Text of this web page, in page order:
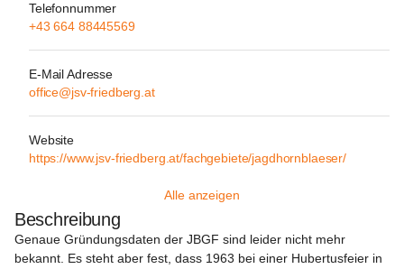
Telefonnummer
+43 664 88445569
E-Mail Adresse
office@jsv-friedberg.at
Website
https://www.jsv-friedberg.at/fachgebiete/jagdhornblaeser/
Alle anzeigen
Beschreibung
Genaue Gründungsdaten der JBGF sind leider nicht mehr
bekannt. Es steht aber fest, dass 1963 bei einer Hubertusfeier in